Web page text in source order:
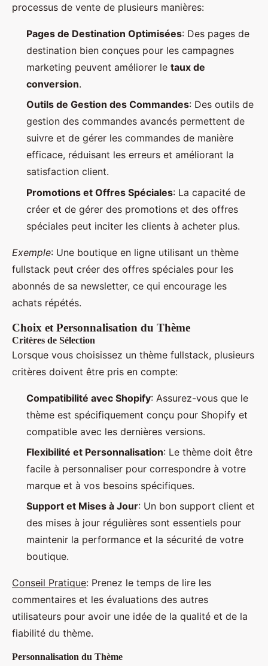
processus de vente de plusieurs manières:
Pages de Destination Optimisées: Des pages de
destination bien conçues pour les campagnes
marketing peuvent améliorer le taux de
conversion.
Outils de Gestion des Commandes: Des outils de
gestion des commandes avancés permettent de
suivre et de gérer les commandes de manière
efficace, réduisant les erreurs et améliorant la
satisfaction client.
Promotions et Offres Spéciales: La capacité de
créer et de gérer des promotions et des offres
spéciales peut inciter les clients à acheter plus.
Exemple: Une boutique en ligne utilisant un thème
fullstack peut créer des offres spéciales pour les
abonnés de sa newsletter, ce qui encourage les
achats répétés.
Choix et Personnalisation du Thème
Critères de Sélection
Lorsque vous choisissez un thème fullstack, plusieurs
critères doivent être pris en compte:
Compatibilité avec Shopify: Assurez-vous que le
thème est spécifiquement conçu pour Shopify et
compatible avec les dernières versions.
Flexibilité et Personnalisation: Le thème doit être
facile à personnaliser pour correspondre à votre
marque et à vos besoins spécifiques.
Support et Mises à Jour: Un bon support client et
des mises à jour régulières sont essentiels pour
maintenir la performance et la sécurité de votre
boutique.
Conseil Pratique: Prenez le temps de lire les
commentaires et les évaluations des autres
utilisateurs pour avoir une idée de la qualité et de la
fiabilité du thème.
Personnalisation du Thème